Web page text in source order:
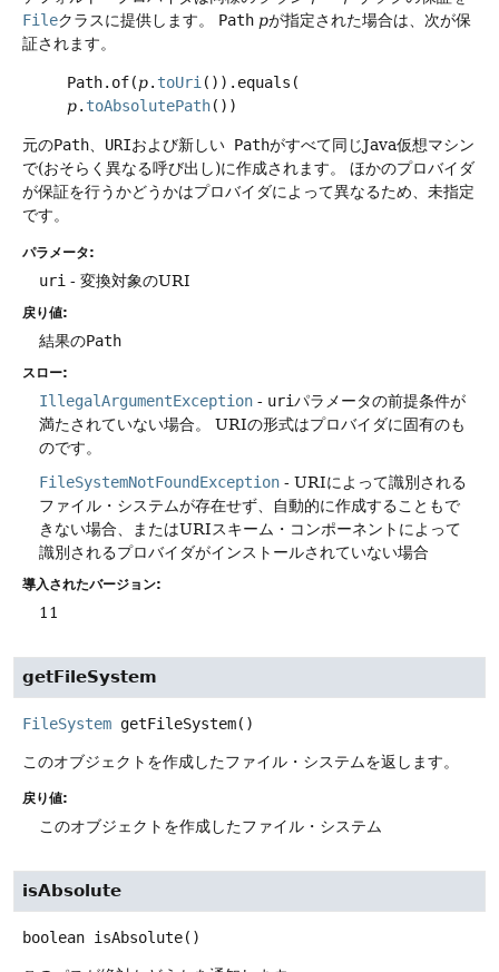
Fileクラスに提供します。 Path pが指定された場合は、次が保
証されます。
Path.of(p. toUri ()).equals(
p. toAbsolutePath())
元のPath、 URIおよび新しい Pathがすべて同じJava仮想マシン
で(おそらく異なる呼び出し)に作成されます。
ほかのプロバイダ
が保証を行うかどうかはプロバイダによって異なるため、未指定
です。
パラメータ:
uri - 変換対象のURI
戻り値:
結果のPath
スロー:
IllegalArgumentException - uriパラメータの前提条件が
満たされていない場合。
URIの形式はプロバイダに固有のも
のです。
FileSystemNotFoundException - URIによって識別される
ファイル・システムが存在せず、自動的に作成することもで
きない場合、またはURIスキーム・コンポーネントによって
識別されるプロバイダがインストールされていない場合
導入されたバージョン:
11
getFileSystem
FileSystem getFileSystem()
このオブジェクトを作成したファイル・システムを返します。
戻り値:
このオブジェクトを作成したファイル・システム
isAbsolute
boolean isAbsolute()